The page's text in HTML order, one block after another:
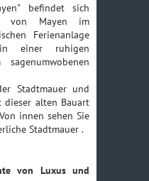
befindet sich
von Mayen im
Ferienanlage
in einer ruhigen
Stadtmauer und
dieser alten Bauart
innen sehen Sie
Stadtmauer .
von Luxus und
ab ,-€ /pro Tag
auf Anfrage
Kostenlos
voller Preis